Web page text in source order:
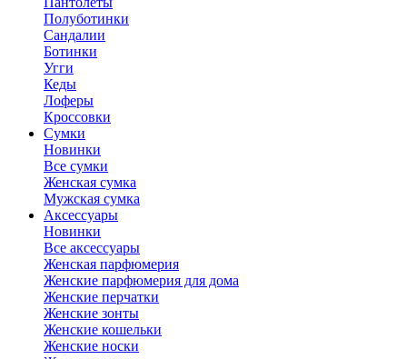
Полуботинки
Сандалии
Ботинки
Угги
Кеды
Лоферы
Кроссовки
Сумки
Новинки
Все сумки
Женская сумка
Мужская сумка
Аксессуары
Новинки
Все аксессуары
Женская парфюмерия
Женские парфюмерия для дома
Женские перчатки
Женские зонты
Женские кошельки
Женские носки